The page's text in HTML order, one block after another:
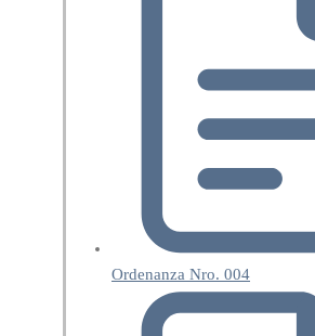
Ordenanza Nro. 004